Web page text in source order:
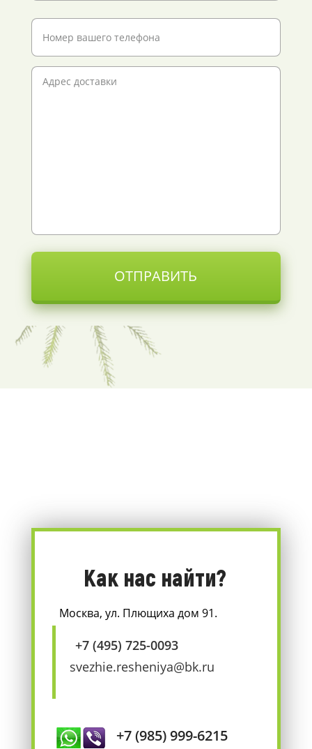
ОТПРАВИТЬ
Как нас найти?
Москва, ул. Плющиха дом 91.
+7 (495) 725-0093
svezhie.resheniya@bk.ru
+7 (985) 999-6215